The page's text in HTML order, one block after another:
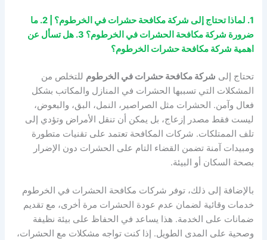
1. لماذا تحتاج إلى شركة مكافحة حشرات في الخرطوم؟ | 2. ما
ضرورة شركة مكافحة الحشرات في الخرطوم؟ 3. هل تسأل عن
اهمية شركة مكافحة حشرات الخرطوم؟
تحتاج إلى شركة مكافحة حشرات في الخرطوم للتخلص من
المشكلات التي تسببها الحشرات في المنازل والمكاتب بشكل
فعال وآمن. الحشرات مثل الصراصير، النمل، البق، والبعوض،
ليست فقط مصدر إزعاج، بل يمكن أن تنقل الأمراض وتؤدي إلى
تلف الممتلكات. شركات المكافحة تعتمد على تقنيات متطورة
ومبيدات آمنة تضمن القضاء التام على الحشرات دون الإضرار
بصحة السكان أو البيئة.
بالإضافة إلى ذلك، توفر شركات مكافحة الحشرات في الخرطوم
خدمات وقائية لضمان عدم عودة الحشرات مرة أخرى، مع تقديم
ضمانات على الخدمة. هذا يساعد في الحفاظ على بيئة نظيفة
وصحية على المدى الطويل. إذا كنت تواجه مشكلات مع الحشرات،